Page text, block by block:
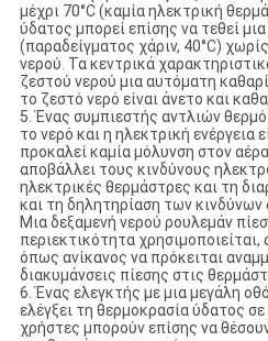
μέχρι 70°C (καμία ηλεκτρική
ύδατος μπορεί επίσης να τεθεί
(παραδείγματος χάριν, 40°C)
νερού. Τα κεντρικά
ζεστού νερού μια αυτόματη
το ζεστό νερό είναι άνετο και
5. Ένας συμπιεστής αντλιών
το νερό και η ηλεκτρική ενέργεια
προκαλεί καμία μόλυνση στον
αποβάλλει τους κινδύνους
ηλεκτρικές θερμάστρες και τη
και τη δηλητηρίαση των
Μια δεξαμενή νερού ρουλεμάν
περιεκτικότητα
όπως ανίκανος να πρόκειται
διακυμάνσεις πίεσης στις
6. Ένας ελεγκτής με μια μεγάλη
ελέγξει τη θερμοκρασία ύδατος
χρήστες μπορούν επίσης να